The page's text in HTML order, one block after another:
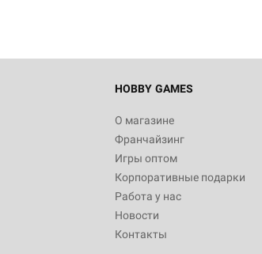
HOBBY GAMES
О магазине
Франчайзинг
Игры оптом
Корпоративные подарки
Работа у нас
Новости
Контакты